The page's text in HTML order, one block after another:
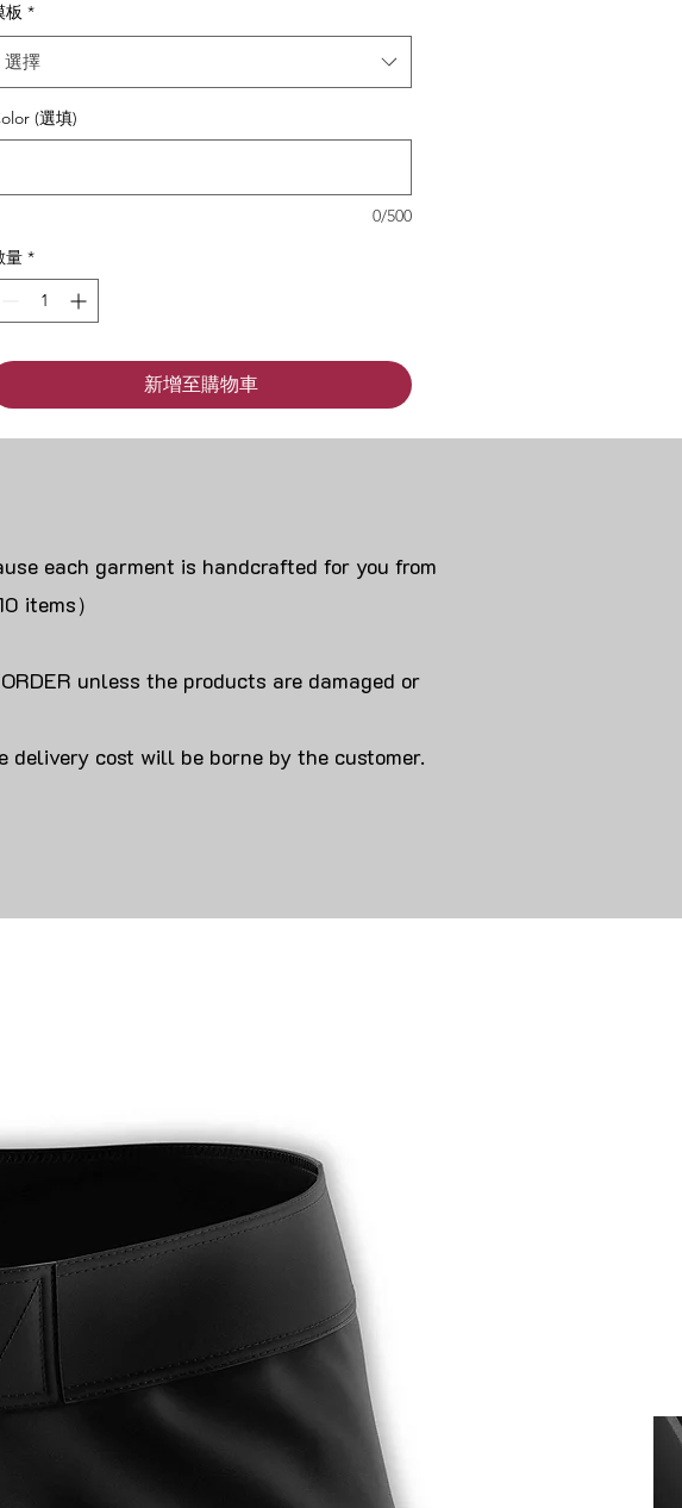
板 *
選擇
(選填)
0/500
量 *
新增至購物車
each garment is handcrafted for you from
items）
unless the products are damaged or
delivery cost will be borne by the customer.